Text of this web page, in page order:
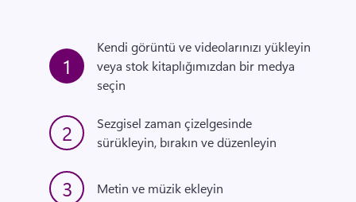
1
Kendi görüntü ve videolarınızı yükleyin
veya stok kitaplığımızdan bir medya
seçin
2
Sezgisel zaman çizelgesinde
sürükleyin, bırakın ve düzenleyin
3 Metin ve müzik ekleyin